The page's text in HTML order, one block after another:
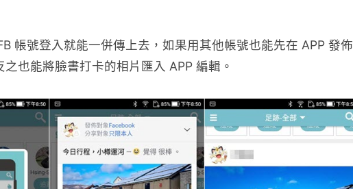
帳號登入就能一併傳上去，如果用其他帳號也能先在 APP 發佈
也能將臉書打卡的相片匯入 APP 編輯。